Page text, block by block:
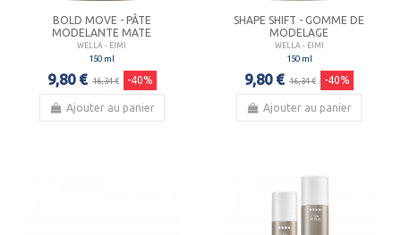
BOLD MOVE - PÂTE
MODELANTE MATE
WELLA - EIMI
150 ml
9,80 € 16,34 € -40%
Ajouter au panier
SHAPE SHIFT - GOMME DE
MODELAGE
WELLA - EIMI
150 ml
9,80 € 16,34 € -40%
Ajouter au panier